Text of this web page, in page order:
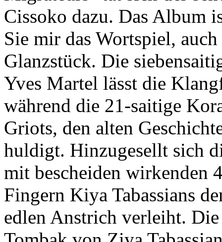
Cissoko dazu. Das Album
Sie mir das Wortspiel,
Glanzstück. Die
Yves Martel lässt die
während die 21-saitige
Griots, den alten
huldigt. Hinzugesellt sich
mit bescheiden wirkenden
Fingern Kiya Tabassians
edlen Anstrich verleiht.